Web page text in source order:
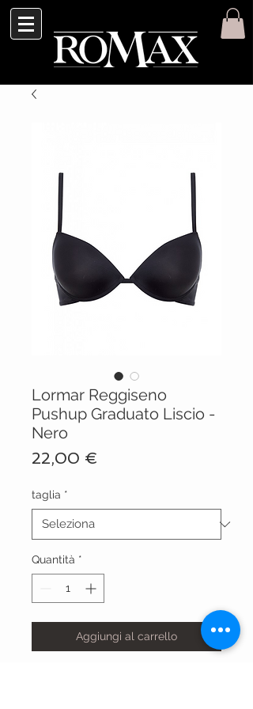
Lormar Reggiseno
Pushup Graduato Liscio -
Nero
22,00 €
taglia *
Quantità *
Aggiungi al carrello